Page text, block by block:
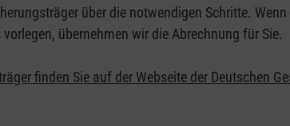
über die notwendigen Schritte. Wenn
übernehmen wir die Abrechnung für Sie.
finden Sie auf der Webseite der Deutschen